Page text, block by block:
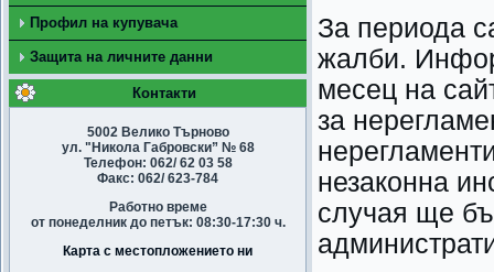
Профил на купувача
Защита на личните данни
Контакти
5002 Велико Търново
ул. "Никола Габровски” № 68
Телефон: 062/ 62 03 58
Факс: 062/ 623-784
Работно време
от понеделник до петък: 08:30-17:30 ч.
Карта с местопложението ни
За периода
жалби.
месец на
за
незаконна
случая ще